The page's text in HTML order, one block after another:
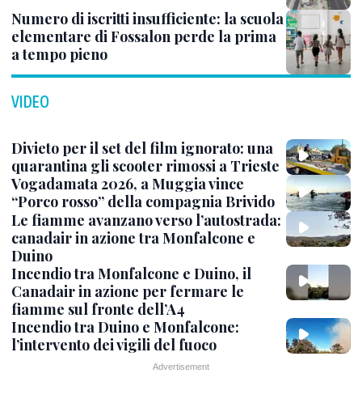
Numero di iscritti insufficiente: la scuola
elementare di Fossalon perde la prima
a tempo pieno
VIDEO
Divieto per il set del film ignorato: una
quarantina gli scooter rimossi a Trieste
Vogadamata 2026, a Muggia vince
“Porco rosso” della compagnia Brivido
Le fiamme avanzano verso l’autostrada:
canadair in azione tra Monfalcone e
Duino
Incendio tra Monfalcone e Duino, il
Canadair in azione per fermare le
fiamme sul fronte dell’A4
Incendio tra Duino e Monfalcone:
l’intervento dei vigili del fuoco